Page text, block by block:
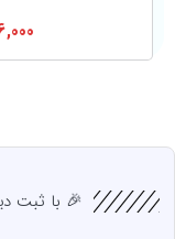
🎉 با ثبت